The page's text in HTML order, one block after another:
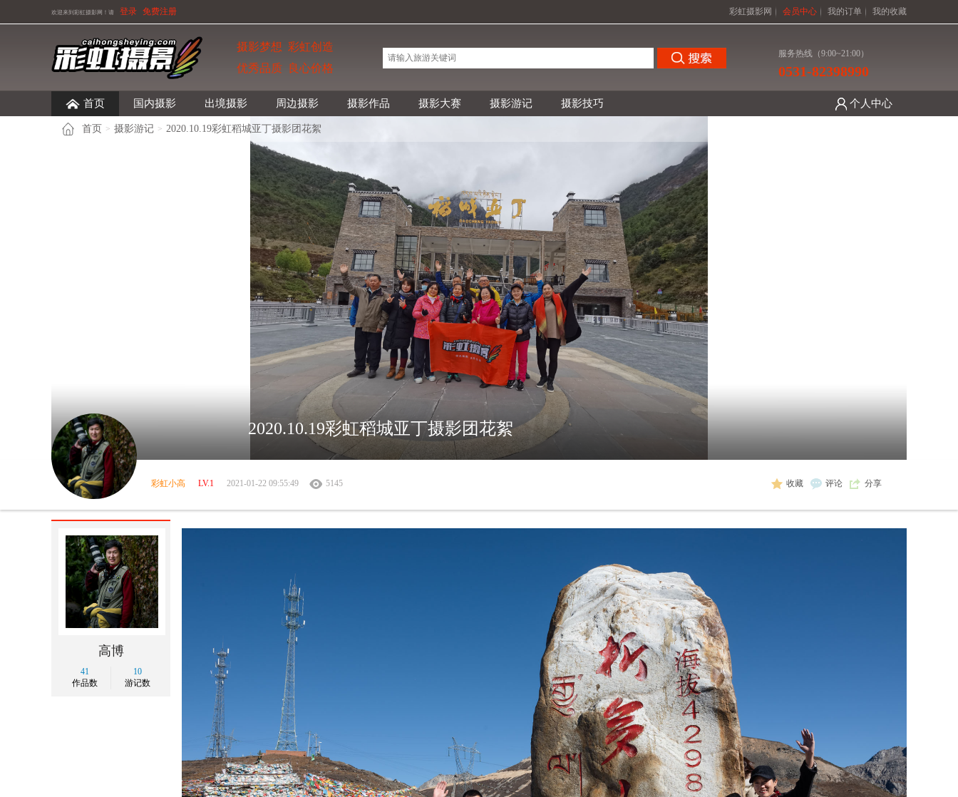
欢迎来到彩虹摄影网！ 请 登录 免费注册 彩虹摄影网 会员中心 我的订单 我的收藏
摄影梦想 彩虹创造
优秀品质 良心价格
服务热线（9:00~21:00）
0531-82398990
首页 国内摄影 出境摄影 周边摄影 摄影作品 摄影大赛 摄影游记 摄影技巧 个人中心
首页 > 摄影游记 > 2020.10.19彩虹稻城亚丁摄影团花絮
2020.10.19彩虹稻城亚丁摄影团花絮
彩虹小高 LV.1 2021-01-22 09:55:49 5145 收藏 评论 分享
高博
41
作品数
10
游记数